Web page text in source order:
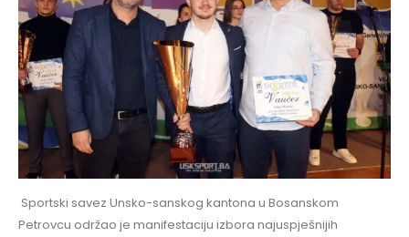
Sportski savez Unsko-sanskog kantona u Bosanskom
Petrovcu održao je manifestaciju izbora najuspješnijih